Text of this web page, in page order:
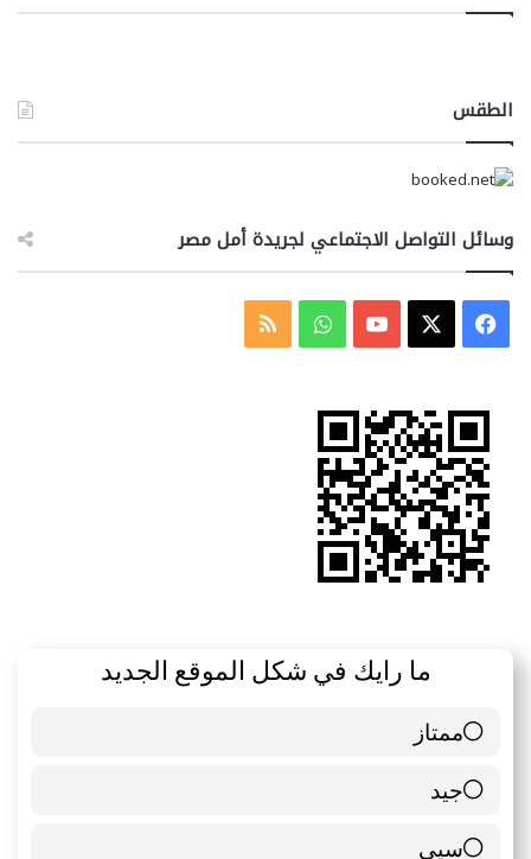
الطقس
وسائل التواصل الاجتماعي لجريدة أمل مصر
فيسبوك ‫YouTubeواتسابملخص
ما رايك في شكل الموقع الجديد
ممتاز
6 ( 85.71 % )
جيد
0 ( 0 % )
سيي
1 ( 14.29 % )